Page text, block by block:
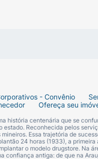
- Convênio
Ofereça seu
história centenária que se
Reconhecida pelos
Essa trajetória de
24 horas (1933), a
o modelo drugstore. Na
confiança antiga: de que na